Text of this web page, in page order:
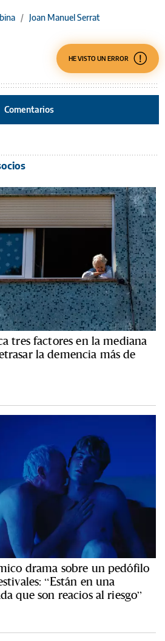
/ Joan Manuel Serrat
HE VISTO UN ERROR
Comentarios
tres factores en la mediana
la demencia más de
drama sobre un pedófilo
“Están en una
que son reacios al riesgo”